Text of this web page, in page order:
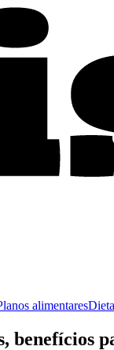
alimentares